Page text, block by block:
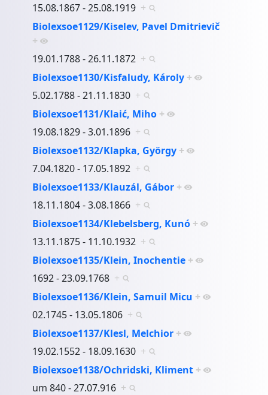
15.08.1867 - 25.08.1919 +
Biolexsoe1129/Kiselev, Pavel Dmitrievič
+
19.01.1788 - 26.11.1872 +
Biolexsoe1130/Kisfaludy, Károly +
5.02.1788 - 21.11.1830 +
Biolexsoe1131/Klaić, Miho +
19.08.1829 - 3.01.1896 +
Biolexsoe1132/Klapka, György +
7.04.1820 - 17.05.1892 +
Biolexsoe1133/Klauzál, Gábor +
18.11.1804 - 3.08.1866 +
Biolexsoe1134/Klebelsberg, Kunó +
13.11.1875 - 11.10.1932 +
Biolexsoe1135/Klein, Inochentie +
1692 - 23.09.1768 +
Biolexsoe1136/Klein, Samuil Micu +
02.1745 - 13.05.1806 +
Biolexsoe1137/Klesl, Melchior +
19.02.1552 - 18.09.1630 +
Biolexsoe1138/Ochridski, Kliment +
um 840 - 27.07.916 +